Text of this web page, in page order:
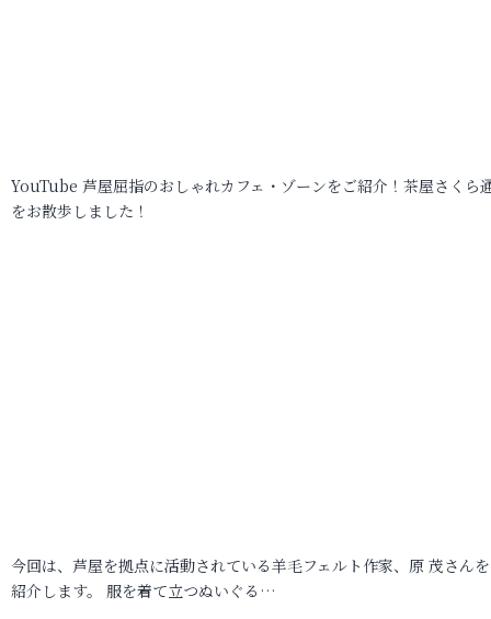
YouTube 芦屋屈指のおしゃれカフェ・ゾーンをご紹介！茶屋さくら
をお散歩しました！
今回は、芦屋を拠点に活動されている羊毛フェルト作家、原 茂さん
紹介します。 服を着て立つぬいぐる…